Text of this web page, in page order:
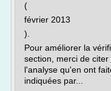
(
février 2013
).
Pour améliorer la
section, merci de
l'analyse qu'en ont
indiquées par...